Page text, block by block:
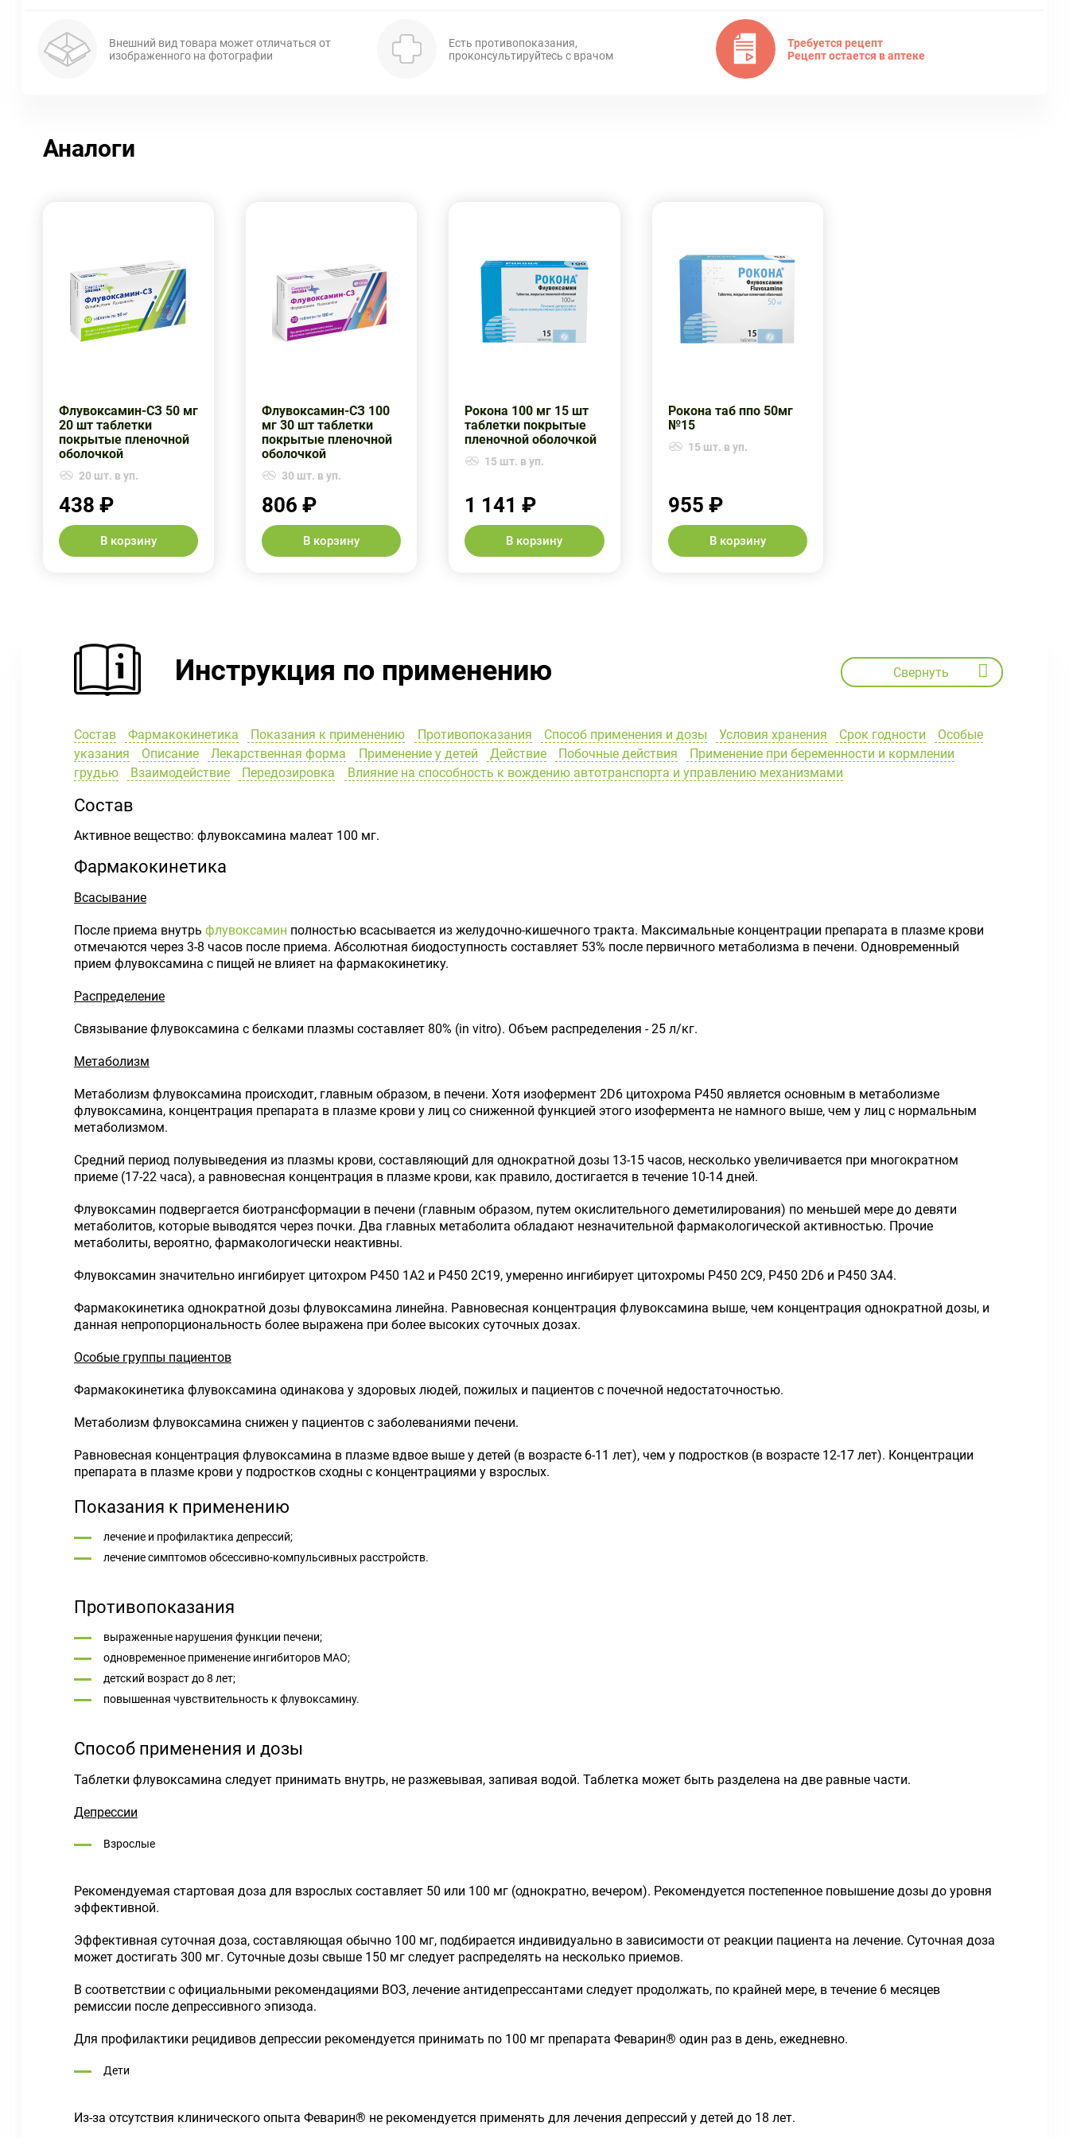
Внешний вид товара может отличаться от
изображенного на фотографии
Есть противопоказания,
проконсультируйтесь с врачом
Требуется рецепт
Рецепт остается в аптеке
Аналоги
Флувоксамин-СЗ 50 мг
20 шт таблетки
покрытые пленочной
оболочкой
20 шт. в уп.
438 ₽
В корзину
Флувоксамин-СЗ 100
мг 30 шт таблетки
покрытые пленочной
оболочкой
30 шт. в уп.
806 ₽
В корзину
Рокона 100 мг 15 шт
таблетки покрытые
пленочной оболочкой
15 шт. в уп.
1 141 ₽
В корзину
Рокона таб ппо 50мг
№15
15 шт. в уп.
955 ₽
В корзину
Инструкция по применению Свернуть
Состав Фармакокинетика Показания к применению Противопоказания Способ применения и дозы Условия хранения Срок годности
Особые
указания
Описание Лекарственная форма Применение у детей Действие Побочные действия
Применение при беременности и кормлении
грудью
Взаимодействие Передозировка Влияние на способность к вождению автотранспорта и управлению механизмами
Состав
Активное вещество: флувоксамина малеат 100 мг.
Фармакокинетика
Всасывание
После приема внутрь флувоксамин полностью всасывается из желудочно-кишечного тракта. Максимальные концентрации препарата в плазме крови
отмечаются через 3-8 часов после приема. Абсолютная биодоступность составляет 53% после первичного метаболизма в печени. Одновременный
прием флувоксамина с пищей не влияет на фармакокинетику.
Распределение
Связывание флувоксамина с белками плазмы составляет 80% (in vitro). Объем распределения - 25 л/кг.
Метаболизм
Метаболизм флувоксамина происходит, главным образом, в печени. Хотя изофермент 2D6 цитохрома Р450 является основным в метаболизме
флувоксамина, концентрация препарата в плазме крови у лиц со сниженной функцией этого изофермента не намного выше, чем у лиц с нормальным
метаболизмом.
Средний период полувыведения из плазмы крови, составляющий для однократной дозы 13-15 часов, несколько увеличивается при многократном
приеме (17-22 часа), а равновесная концентрация в плазме крови, как правило, достигается в течение 10-14 дней.
Флувоксамин подвергается биотрансформации в печени (главным образом, путем окислительного деметилирования) по меньшей мере до девяти
метаболитов, которые выводятся через почки. Два главных метаболита обладают незначительной фармакологической активностью. Прочие
метаболиты, вероятно, фармакологически неактивны.
Флувоксамин значительно ингибирует цитохром Р450 1А2 и Р450 2С19, умеренно ингибирует цитохромы Р450 2С9, Р450 2D6 и Р450 ЗА4.
Фармакокинетика однократной дозы флувоксамина линейна. Равновесная концентрация флувоксамина выше, чем концентрация однократной дозы, и
данная непропорциональность более выражена при более высоких суточных дозах.
Особые группы пациентов
Фармакокинетика флувоксамина одинакова у здоровых людей, пожилых и пациентов с почечной недостаточностью.
Метаболизм флувоксамина снижен у пациентов с заболеваниями печени.
Равновесная концентрация флувоксамина в плазме вдвое выше у детей (в возрасте 6-11 лет), чем у подростков (в возрасте 12-17 лет). Концентрации
препарата в плазме крови у подростков сходны с концентрациями у взрослых.
Показания к применению
лечение и профилактика депрессий;
лечение симптомов обсессивно-компульсивных расстройств.
Противопоказания
выраженные нарушения функции печени;
одновременное применение ингибиторов МАО;
детский возраст до 8 лет;
повышенная чувствительность к флувоксамину.
Способ применения и дозы
Таблетки флувоксамина следует принимать внутрь, не разжевывая, запивая водой. Таблетка может быть разделена на две равные части.
Депрессии
Взрослые
Рекомендуемая стартовая доза для взрослых составляет 50 или 100 мг (однократно, вечером). Рекомендуется постепенное повышение дозы до уровня
эффективной.
Эффективная суточная доза, составляющая обычно 100 мг, подбирается индивидуально в зависимости от реакции пациента на лечение. Суточная доза
может достигать 300 мг. Суточные дозы свыше 150 мг следует распределять на несколько приемов.
В соответствии с официальными рекомендациями ВОЗ, лечение антидепрессантами следует продолжать, по крайней мере, в течение 6 месяцев
ремиссии после депрессивного эпизода.
Для профилактики рецидивов депрессии рекомендуется принимать по 100 мг препарата Феварин® один раз в день, ежедневно.
Дети
Из-за отсутствия клинического опыта Феварин® не рекомендуется применять для лечения депрессий у детей до 18 лет.